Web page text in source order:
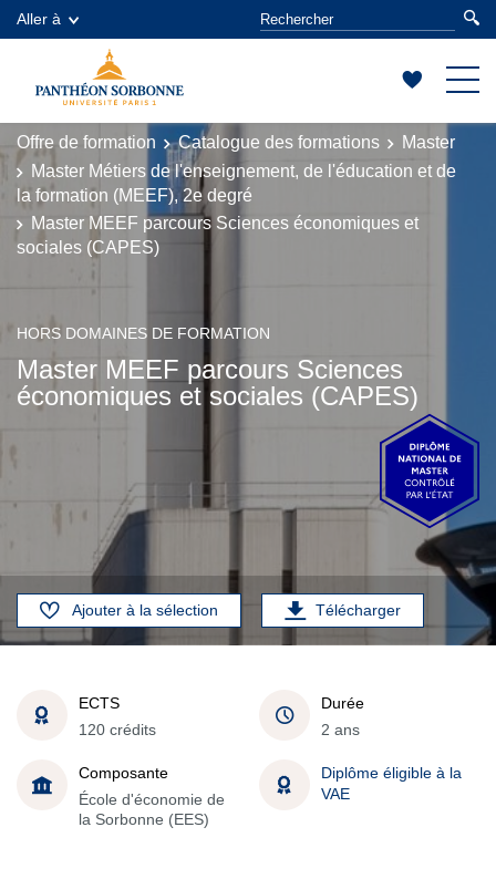
Aller à
Offre de formation Catalogue des formations
Master
Master Métiers de l'enseignement, de l'éducation et de
la formation (MEEF), 2e degré
Master MEEF parcours Sciences économiques et
sociales (CAPES)
HORS DOMAINES DE FORMATION
Master MEEF parcours Sciences
économiques et sociales (CAPES)
Ajouter à la sélection Télécharger
ECTS
120 crédits
Durée
2 ans
Composante
École d'économie de
la Sorbonne (EES)
Diplôme éligible à la
VAE